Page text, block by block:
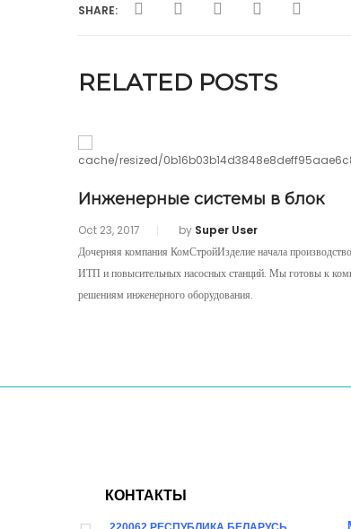
SHARE:
RELATED POSTS
Инженерные системы в блок
Oct 23, 2017 by Super User
Дочерняя компания КомСтройИзделие начала
ИТП и повысительных насосных станций. Мы готовы к
решениям инженерного оборудования.
КОНТАКТЫ